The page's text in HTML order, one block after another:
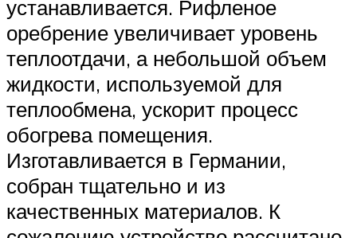
устанавливается. Рифленое
оребрение увеличивает уровень
теплоотдачи, а небольшой объем
жидкости, используемой для
теплообмена, ускорит процесс
обогрева помещения.
Изготавливается в Германии,
собран тщательно и из
качественных материалов. К